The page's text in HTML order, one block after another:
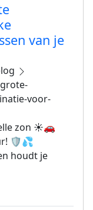
van je
voor-
zon ☀️🚗
🛡️💦
houdt je